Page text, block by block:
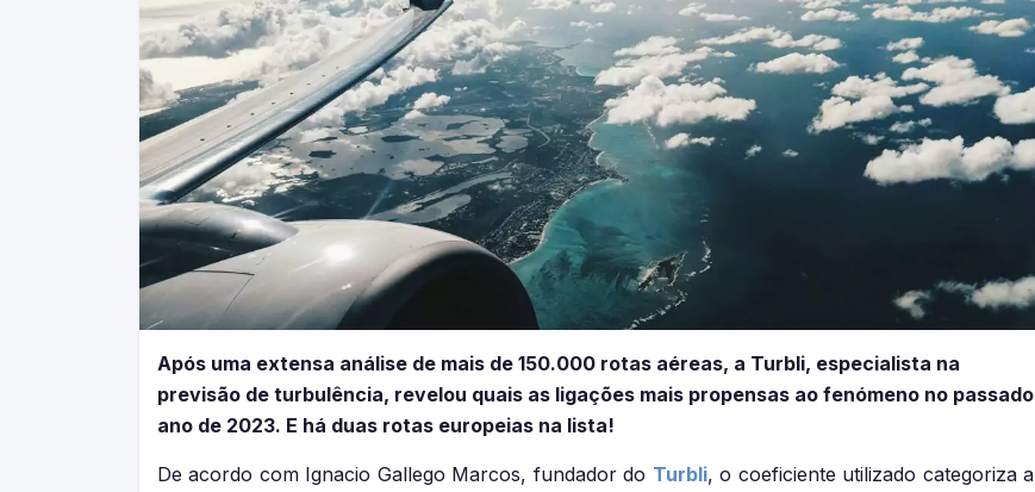
Após uma extensa análise de mais de 150.000 rotas aéreas, a Turbli, especialista na
previsão de turbulência, revelou quais as ligações mais propensas ao fenómeno no passado
ano de 2023. E há duas rotas europeias na lista!
De acordo com Ignacio Gallego Marcos, fundador do Turbli, o coeficiente utilizado categoriza a